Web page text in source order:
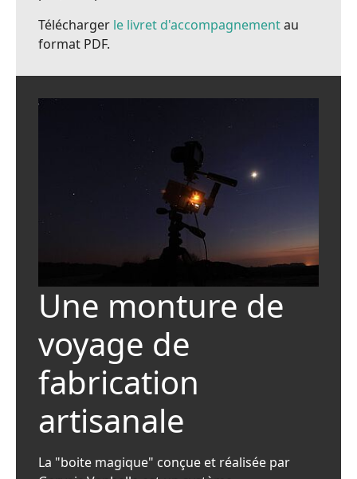
Télécharger le livret d'accompagnementau
format PDF.
Une monture de
voyage de
fabrication
artisanale
La "boite magique" conçue et réalisée par